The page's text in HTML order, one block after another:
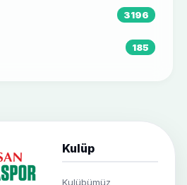
3196
185
Kulüp
Kulübümüz